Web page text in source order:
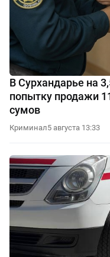
В Сурхандарье на
попытку продажи
сумов
Криминал5 августа 13:33